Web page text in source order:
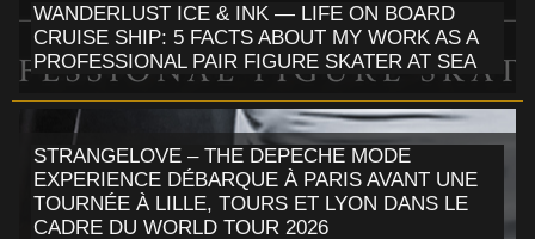
WANDERLUST ICE & INK — LIFE ON BOARD
CRUISE SHIP: 5 FACTS ABOUT MY WORK AS A
PROFESSIONAL PAIR FIGURE SKATER AT SEA
STRANGELOVE – THE DEPECHE MODE
EXPERIENCE DÉBARQUE À PARIS AVANT UNE
TOURNÉE À LILLE, TOURS ET LYON DANS LE
CADRE DU WORLD TOUR 2026